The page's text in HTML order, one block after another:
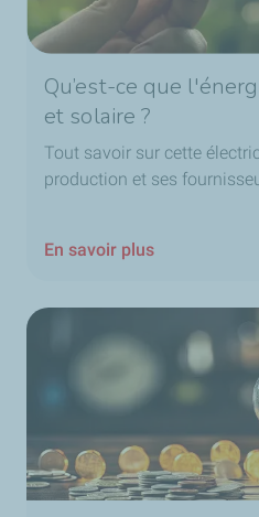
Qu’est-ce que
et solaire ?
Tout savoir sur cette
production et ses
En savoir plus